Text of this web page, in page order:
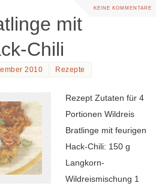
KEINE KOMMENTARE
mit
Chili
2010 Rezepte
Rezept Zutaten für 4
Portionen Wildreis
Bratlinge mit feurigen
Hack-Chili: 150 g
Langkorn-
Wildreismischung 1